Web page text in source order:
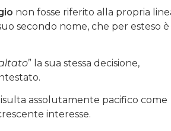
non fosse riferito alla propria
secondo nome, che per esteso è
” la sua stessa decisione,
assolutamente pacifico come
interesse.